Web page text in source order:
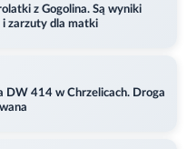
z Gogolina. Są wyniki
i zarzuty dla matki
DW 414 w Chrzelicach. Droga